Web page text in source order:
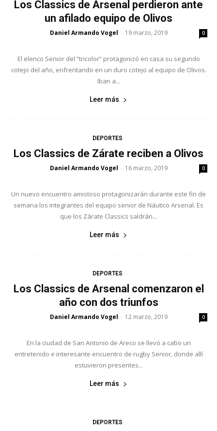
Los Classics de Arsenal perdieron ante
un afilado equipo de Olivos
Daniel Armando Vogel - 19 marzo, 2019 0
El elenco Senior del “tricolor” protagonizó en casa su segundo
cotejo del año, enfrentando en un duro cotejo al equipo de Olivos.
Iban a...
Leer más
DEPORTES
Los Classics de Zárate reciben a Olivos
Daniel Armando Vogel - 16 marzo, 2019 0
Un nuevo encuentro amistoso protagonizarán durante este fin de
semana los integrantes del equipo senior de Náutico Arsenal. Es
que los Zárate Classics saldrán...
Leer más
DEPORTES
Los Classics de Arsenal comenzaron el
año con dos triunfos
Daniel Armando Vogel - 12 marzo, 2019 0
En la ciudad de San Antonio de Areco se llevó a cabo un
entretenido e interesante encuentro de rugby Senior, donde allí
estuvieron presentes...
Leer más
DEPORTES